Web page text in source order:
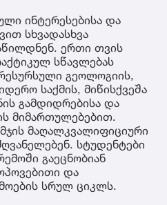
ინტერესებისა და
სხვადასხვა
ერთი თვის
სწავლებას
გეოლოგიის,
საქმის, მიწისქვეშა
გამდიდრებისა და
მიმართულებებით.
მაღალკვალიფიციური
სტუდენტები
გაეცნობიან
და
სრულ ციკლს.